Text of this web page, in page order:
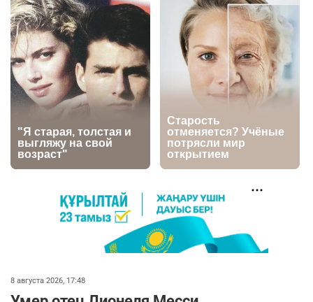
баранину и конину
2752
5
⚠️ Доброе утро, друзья! Предлагаем обзор
главных новостей за 4 августа
2832 0 1
6
🗣Глава государства направил телеграмму
соболезнования родным и близким Халық
қаһарманы Ивана Гапича
2801 2 42
🇫🇷 Клуб ПСЖ объявил об открытии своей
футбольной академии в Астане
2 40
образовательных грантов
8 августа 2026, 17:48